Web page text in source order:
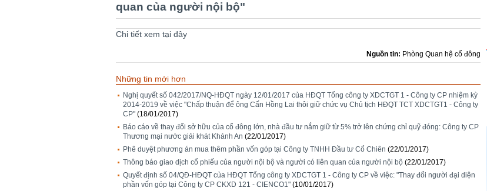
quan của người nội bộ"
Chi tiết xem tại đây
Nguồn tin: Phòng Quan hệ cổ đông
Những tin mới hơn
Nghị quyết số 042/2017/NQ-HĐQT ngày 12/01/2017 của HĐQT Tổng công ty XDCTGT 1 - Công ty CP nhiệm kỳ
2014-2019 về việc "Chấp thuận để ông Cấn Hồng Lai thôi giữ chức vụ Chủ tịch HĐQT TCT XDCTGT1 - Công ty
CP" (18/01/2017)
Báo cáo về thay đổi sở hữu của cổ đông lớn, nhà đầu tư nắm giữ từ 5% trở lên chứng chỉ quỹ đóng: Công ty CP
Thương mại nước giải khát Khánh An (22/01/2017)
Phê duyệt phương án mua thêm phần vốn góp tại Công ty TNHH Đầu tư Cổ Chiên (22/01/2017)
Thông báo giao dịch cổ phiếu của người nội bộ và người có liên quan của người nội bộ (22/01/2017)
Quyết định số 04/QĐ-HĐQT của HĐQT Tổng công ty XDCTGT 1 - Công ty CP về việc: "Thay đổi người đại diện
phần vốn góp tại Công ty CP CKXD 121 - CIENCO1" (10/01/2017)